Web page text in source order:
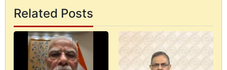
Related Posts